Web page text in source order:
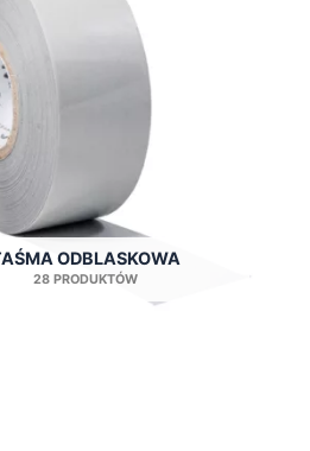
ODBLASKOWA
28 PRODUKTÓW